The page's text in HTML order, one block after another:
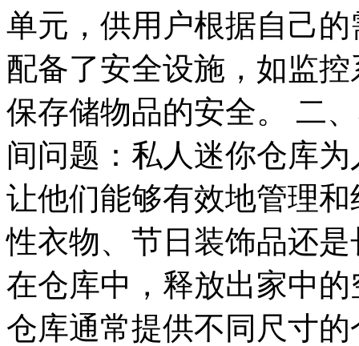
单元，供用户根据自己
配备了安全设施，如监
保存储物品的安全。 二
间问题：私人迷你仓库
让他们能够有效地管理
性衣物、节日装饰品还
在仓库中，释放出家中
仓库通常提供不同尺寸